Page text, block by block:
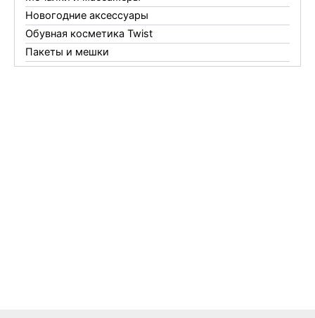
Новогодние аксессуары
Обувная косметика Twist
Пакеты и мешки
Перчатки